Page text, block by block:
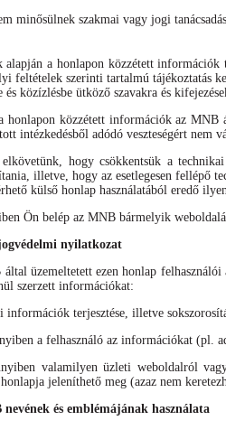
minősülnek szakmai vagy jogi
alapján a honlapon közzétett
feltételek szerinti tartalmú tájékoztatás
és közízlésbe ütköző szavakra és
honlapon közzétett információk az MNB
intézkedésből adódó veszteségért nem
hogy csökkentsük a
illetve, hogy az esetlegesen fellépő
külső honlap használatából eredő
Ön belép az MNB bármelyik
nyilatkozat
üzemeltetett ezen honlap
szerzett információkat:
információk terjesztése, illetve
a felhasználó az információkat (pl.
valamilyen üzleti weboldalról
jeleníthető meg (azaz nem
és emblémájának használata